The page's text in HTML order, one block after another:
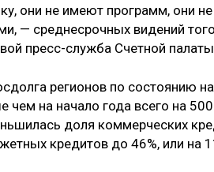
они не имеют программ, они
— среднесрочных видений
пресс-служба Счетной
регионов по состоянию на
чем на начало года всего на
доля коммерческих
кредитов до 46%, или на